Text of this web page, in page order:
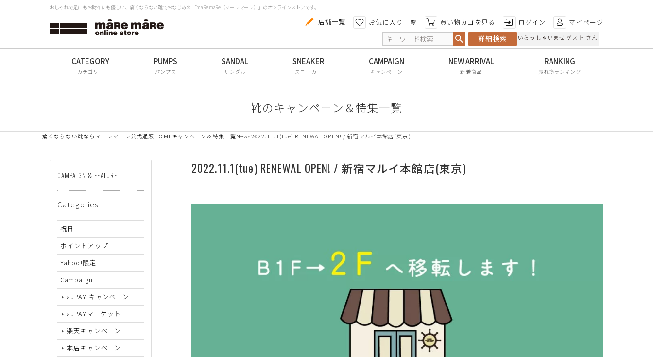
おしゃれで足にもお財布にも優しい、痛くならない靴でおなじみの 「maRe maRe（マーレマーレ）」のオンラインストアです。
店舗一覧 お気に入り一覧 買い物カゴを見る ログイン マイページ
詳細検索 いらっしゃいませ ゲスト さん
カテゴリー パンプス サンダル スニーカー キャンペーン 新着商品 売れ筋ランキング
靴のキャンペーン＆特集一覧
痛くならない靴ならマーレマーレ公式通販HOMEキャンペーン＆特集一覧News2022.11.1(tue) RENEWAL OPEN! / 新宿マルイ本館店(東京)
2022.11.1(tue) RENEWAL OPEN! / 新宿マルイ本館店(東京)
CAMPAIGN & FEATURE
Categories
祝日
ポイントアップ
Yahoo!限定
Campaign
auPAY キャンペーン
auPAYマーケット
楽天キャンペーン
本店キャンペーン
タイプから探す
Women
All
mâRe mâRe
mâRe sophis
mâRe aero
コンフォートシューズ
パンプス
スニーカー
ブーツ
フラットシューズ
色から探す 特徴から探す
日本製
手染め
甲高・幅広
サイズから探す
22.5cm
23cm
23.5cm